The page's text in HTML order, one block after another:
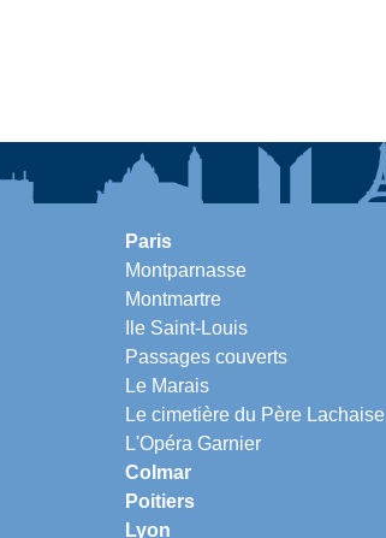
Paris
Montparnasse
Montmartre
Ile Saint-Louis
Passages couverts
Le Marais
Le cimetière du Père Lachaise
L'Opéra Garnier
Colmar
Poitiers
Lyon